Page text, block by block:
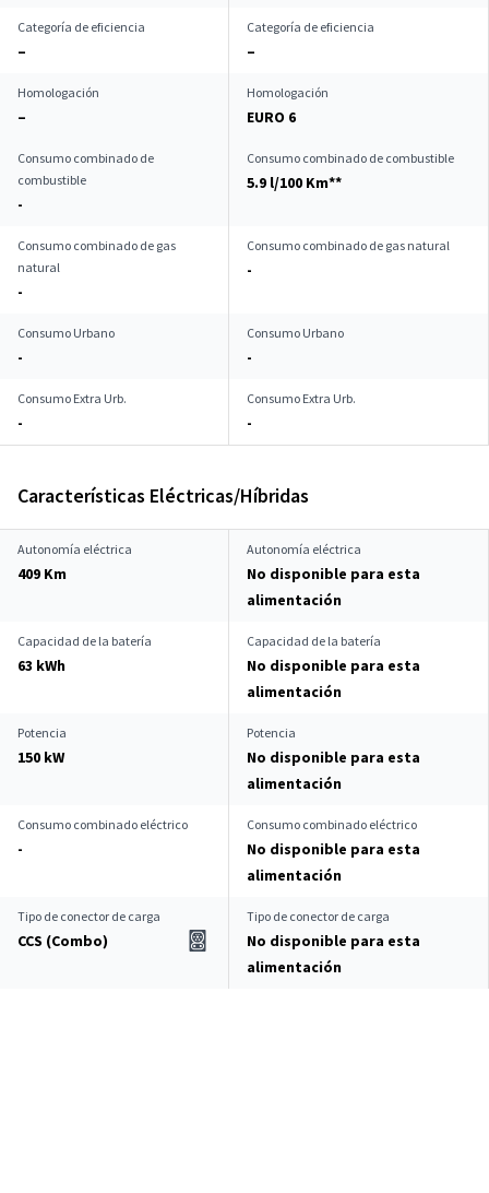
Categoría de eficiencia
–
Categoría de eficiencia
–
Homologación
–
Homologación
EURO 6
Consumo combinado de
combustible
-
Consumo combinado de combustible
5.9 l/100 Km**
Consumo combinado de gas
natural
-
Consumo combinado de gas natural
-
Consumo Urbano
-
Consumo Urbano
-
Consumo Extra Urb.
-
Consumo Extra Urb.
-
Características Eléctricas/Híbridas
Autonomía eléctrica
409 Km
Autonomía eléctrica
No disponible para esta
alimentación
Capacidad de la batería
63 kWh
Capacidad de la batería
No disponible para esta
alimentación
Potencia
150 kW
Potencia
No disponible para esta
alimentación
Consumo combinado eléctrico
-
Consumo combinado eléctrico
No disponible para esta
alimentación
Tipo de conector de carga
CCS (Combo)
Tipo de conector de carga
No disponible para esta
alimentación